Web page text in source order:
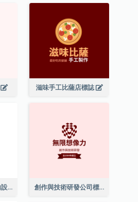
滋味手工比薩店標誌
黑黃二色家具及室內設計標誌 創作與技術研發公司標誌